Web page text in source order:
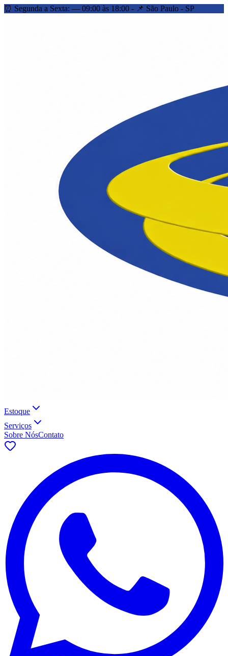
⏰ Segunda a Sexta: — 09:00 às 18:00 - 📌 São Paulo - SP
Estoque
Serviços
Sobre NósContato